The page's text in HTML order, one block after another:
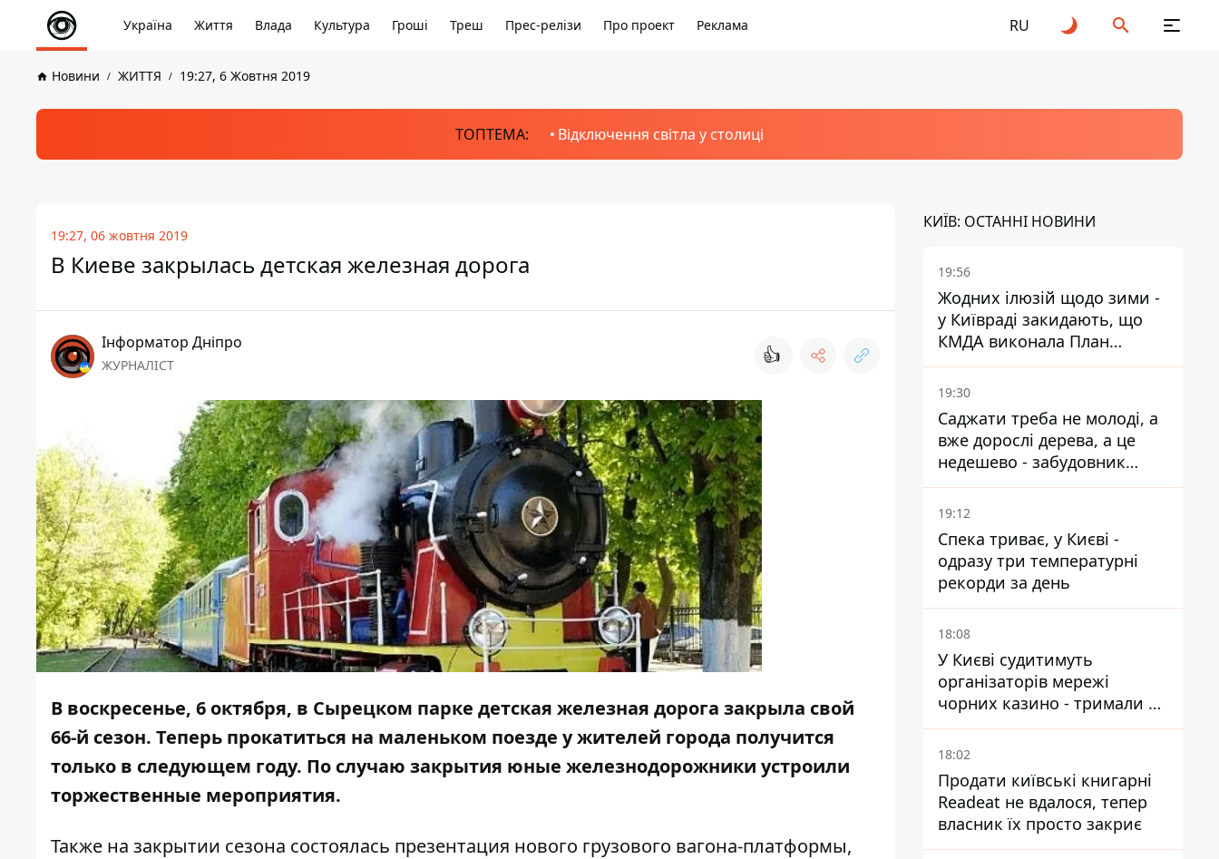
Україна Життя Влада Культура Гроші Треш Прес-релізи Про проект Реклама RU
Новини ЖИТТЯ 19:27, 6 Жовтня 2019
ТОПТЕМА: Відключення світла у столиці
19:27, 06 жовтня 2019
В Киеве закрылась детская железная дорога
Інформатор Дніпро
ЖУРНАЛІСТ 👍
В воскресенье, 6 октября, в Сырецком парке детская железная дорога закрыла свой
66-й сезон. Теперь прокатиться на маленьком поезде у жителей города получится
только в следующем году. По случаю закрытия юные железнодорожники устроили
торжественные мероприятия.
Также на закрытии сезона состоялась презентация нового грузового вагона-платформы,
КИЇВ: ОСТАННІ НОВИНИ
19:56
Жодних ілюзій щодо зими -
у Київраді закидають, що
КМДА виконала План
стійкості на 20%
19:30
Саджати треба не молоді, а
вже дорослі дерева, а це
недешево - забудовник
Ніконов
19:12
Спека триває, у Києві -
одразу три температурні
рекорди за день
18:08
У Києві судитимуть
організаторів мережі
чорних казино - тримали 39
закладів
18:02
Продати київські книгарні
Readeat не вдалося, тепер
власник їх просто закриє